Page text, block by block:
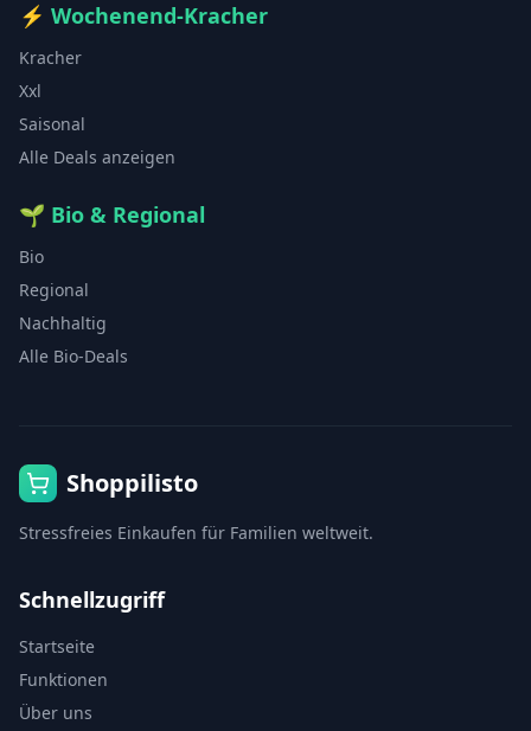
⚡ Wochenend-Kracher
Kracher
Xxl
Saisonal
Alle Deals anzeigen
🌱 Bio & Regional
Bio
Regional
Nachhaltig
Alle Bio-Deals
Shoppilisto
Stressfreies Einkaufen für Familien weltweit.
Schnellzugriff
Startseite
Funktionen
Über uns